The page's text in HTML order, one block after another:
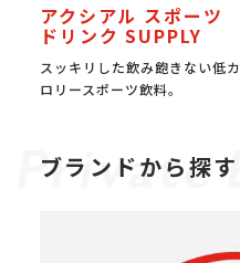
アクシアル スポーツ
ドリンク SUPPLY
スッキリした飲み飽きない低カ
ロリースポーツ飲料。
ブランドから探す